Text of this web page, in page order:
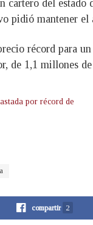
cartero del estado
pidió mantener el
récord para
de 1,1 millones
por récord de
compartir 2